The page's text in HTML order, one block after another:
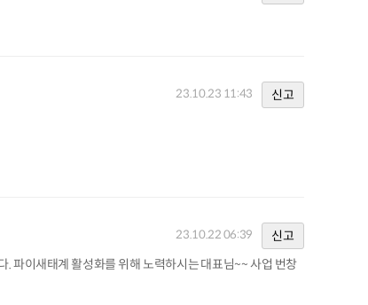
23.10.23 11:43
신고
23.10.22 06:39
신고
. 파이새태계 활성화를 위해 노력하시는 대표님~~ 사업 번창